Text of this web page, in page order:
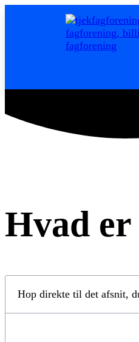
Hvad
Hop direkte til det afsnit,